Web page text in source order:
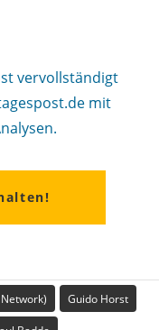
vervollständigt
mit
Guido Horst